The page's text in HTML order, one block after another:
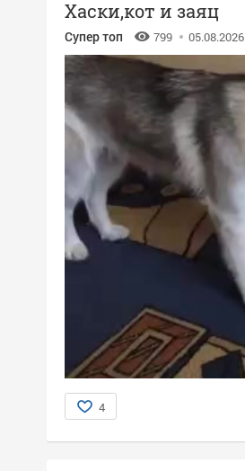
Хаски,кот и заяц
Супер топ 799 05.08.2026
4